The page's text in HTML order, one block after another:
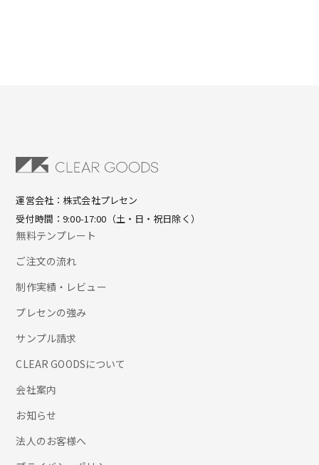
運営会社：株式会社プレセン
受付時間：9:00-17:00（土・日・祝日除く）
無料テンプレート
ご注文の流れ
制作実績・レビュー
プレセンの強み
サンプル請求
CLEAR GOODSについて
会社案内
お知らせ
法人のお客様へ